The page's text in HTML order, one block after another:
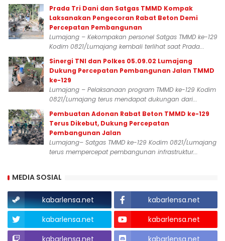
Prada Tri Dani dan Satgas TMMD Kompak
Laksanakan Pengecoran Rabat Beton Demi
Percepatan Pembangunan
Lumajang – Kekompakan personel Satgas TMMD ke-129
Kodim 0821/Lumajang kembali terlihat saat Prada...
Sinergi TNI dan Polkes 05.09.02 Lumajang
Dukung Percepatan Pembangunan Jalan TMMD
ke-129
Lumajang – Pelaksanaan program TMMD ke-129 Kodim
0821/Lumajang terus mendapat dukungan dari...
Pembuatan Adonan Rabat Beton TMMD ke-129
Terus Dikebut, Dukung Percepatan
Pembangunan Jalan
Lumajang– Satgas TMMD ke-129 Kodim 0821/Lumajang
terus mempercepat pembangunan infrastruktur...
MEDIA SOSIAL
kabarlensa.net
kabarlensa.net
kabarlensa.net
kabarlensa.net
kabarlensa.net
kabarlensa.net